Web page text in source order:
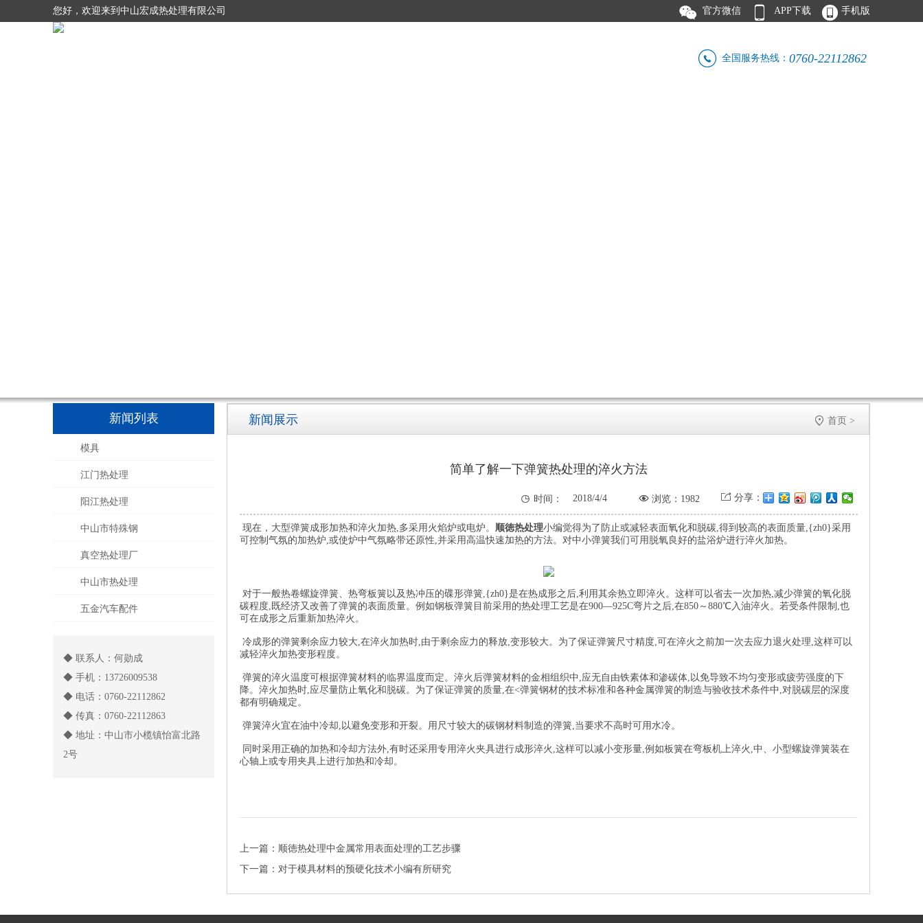
您好，欢迎来到中山宏成热处理有限公司  官方微信  APP下载  手机版
全国服务热线： 0760-22112862
新闻列表
模具
江门热处理
阳江热处理
中山市特殊钢
真空热处理厂
中山市热处理
五金汽车配件
◆ 联系人：何勋成
◆ 手机：13726009538
◆ 电话：0760-22112862
◆ 传真：0760-22112863
◆ 地址：中山市小榄镇怡富北路
2号
新闻展示  首页 >
简单了解一下弹簧热处理的淬火方法
分享：
浏览：1982
 时间：
2018/4/4
3:34:47
现在，大型弹簧成形加热和淬火加热,多采用火焰炉或电炉。 顺徳热处理小编觉得为了防止或减轻表面氧化和脱碳,得到较高的表面质量,{zh0}采用
可控制气氛的加热炉,或使炉中气氛略带还原性,并采用高温快速加热的方法。对中小弹簧我们可用脱氧良好的盐浴炉进行淬火加热。
对于一般热卷螺旋弹簧、热弯板簧以及热冲压的碟形弹簧,{zh0}是在热成形之后,利用其余热立即淬火。这样可以省去一次加热,减少弹簧的氧化脱
碳程度,既经济又改善了弹簧的表面质量。例如钢板弹簧目前采用的热处理工艺是在900—925C弯片之后,在850～880℃入油淬火。若受条件限制,也
可在成形之后重新加热淬火。
冷成形的弹簧剩余应力较大,在淬火加热时,由于剩余应力的释放,变形较大。为了保证弹簧尺寸精度,可在淬火之前加一次去应力退火处理,这样可以
减轻淬火加热变形程度。
弹簧的淬火温度可根据弹簧材料的临界温度而定。淬火后弹簧材料的金相组织中,应无自由铁素体和渗碳体,以免导致不均匀变形或疲劳强度的下
降。淬火加热时,应尽量防止氧化和脱碳。为了保证弹簧的质量,在<弹簧钢材的技术标准和各种金属弹簧的制造与验收技术条件中,对脱碳层的深度
都有明确规定。
弹簧淬火宜在油中冷却,以避免变形和开裂。用尺寸较大的碳钢材料制造的弹簧,当要求不高时可用水冷。
同时采用正确的加热和冷却方法外,有时还采用专用淬火夹具进行成形淬火,这样可以减小变形量,例如板簧在弯板机上淬火,中、小型螺旋弹簧装在
心轴上或专用夹具上进行加热和冷却。
上一篇： 顺徳热处理中金属常用表面处理的工艺步骤
下一篇： 对于模具材料的预硬化技术小编有所研究